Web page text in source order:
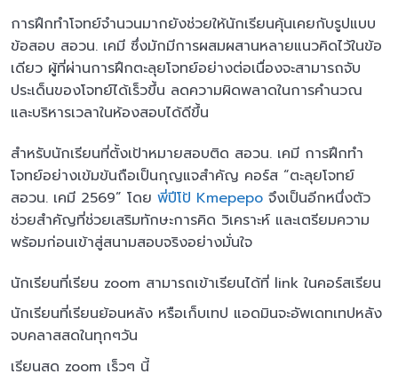
การฝึกทำโจทย์จำนวนมากยังช่วยให้นักเรียนคุ้นเคยกับรูปแบบ
ข้อสอบ สอวน. เคมี ซึ่งมักมีการผสมผสานหลายแนวคิดไว้ในข้อ
เดียว ผู้ที่ผ่านการฝึกตะลุยโจทย์อย่างต่อเนื่องจะสามารถจับ
ประเด็นของโจทย์ได้เร็วขึ้น ลดความผิดพลาดในการคำนวณ
และบริหารเวลาในห้องสอบได้ดีขึ้น
สำหรับนักเรียนที่ตั้งเป้าหมายสอบติด สอวน. เคมี การฝึกทำ
โจทย์อย่างเข้มข้นถือเป็นกุญแจสำคัญ คอร์ส “ตะลุยโจทย์
สอวน. เคมี 2569” โดย พี่ปีโป้ Kmepepo จึงเป็นอีกหนึ่งตัว
ช่วยสำคัญที่ช่วยเสริมทักษะการคิด วิเคราะห์ และเตรียมความ
พร้อมก่อนเข้าสู่สนามสอบจริงอย่างมั่นใจ
นักเรียนที่เรียน zoom สามารถเข้าเรียนได้ที่ link ในคอร์สเรียน
นักเรียนที่เรียนย้อนหลัง หรือเก็บเทป แอดมินจะอัพเดทเทปหลัง
จบคลาสสดในทุกๆวัน
เรียนสด zoom เร็วๆ นี้